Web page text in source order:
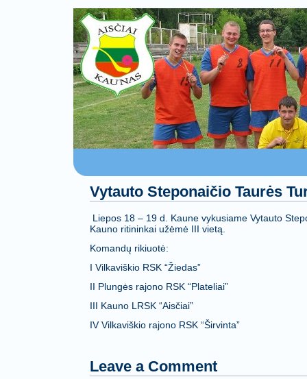
Vytauto Steponaičio Taurės
Liepos 18 – 19 d. Kaune vykusiame Vytauto
Kauno ritininkai užėmė III vietą.
Komandų rikiuotė:
I Vilkaviškio RSK “Žiedas”
II Plungės rajono RSK “Plateliai”
III Kauno LRSK “Aisčiai”
IV Vilkaviškio rajono RSK “Širvinta”
Leave a Comment